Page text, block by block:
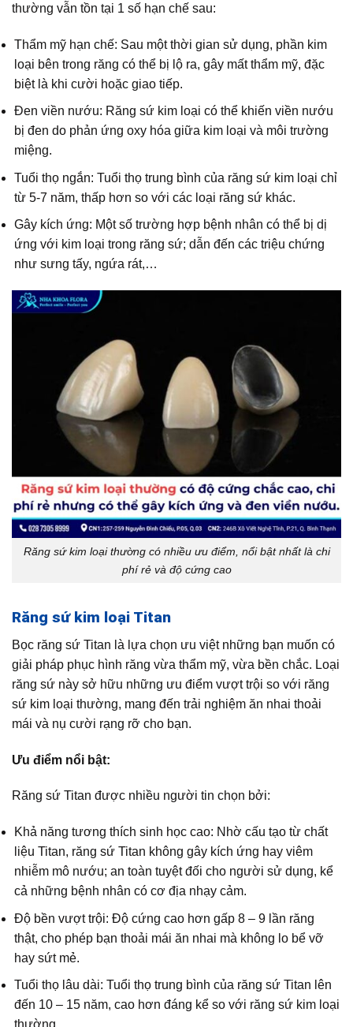
thường vẫn tồn tại 1 số hạn chế sau:
Thẩm mỹ hạn chế: Sau một thời gian sử dụng, phần kim
loại bên trong răng có thể bị lộ ra, gây mất thẩm mỹ, đặc
biệt là khi cười hoặc giao tiếp.
Đen viền nướu: Răng sứ kim loại có thể khiến viền nướu
bị đen do phản ứng oxy hóa giữa kim loại và môi trường
miệng.
Tuổi thọ ngắn: Tuổi thọ trung bình của răng sứ kim loại chỉ
từ 5-7 năm, thấp hơn so với các loại răng sứ khác.
Gây kích ứng: Một số trường hợp bệnh nhân có thể bị dị
ứng với kim loại trong răng sứ; dẫn đến các triệu chứng
như sưng tấy, ngứa rát,…
Răng sứ kim loại thường có nhiều ưu điểm, nổi bật nhất là chi
phí rẻ và độ cứng cao
Răng sứ kim loại Titan
Bọc răng sứ Titan là lựa chọn ưu việt những bạn muốn có
giải pháp phục hình răng vừa thẩm mỹ, vừa bền chắc. Loại
răng sứ này sở hữu những ưu điểm vượt trội so với răng
sứ kim loại thường, mang đến trải nghiệm ăn nhai thoải
mái và nụ cười rạng rỡ cho bạn.
Ưu điểm nổi bật:
Răng sứ Titan được nhiều người tin chọn bởi:
Khả năng tương thích sinh học cao: Nhờ cấu tạo từ chất
liệu Titan, răng sứ Titan không gây kích ứng hay viêm
nhiễm mô nướu; an toàn tuyệt đối cho người sử dụng, kể
cả những bệnh nhân có cơ địa nhạy cảm.
Độ bền vượt trội: Độ cứng cao hơn gấp 8 – 9 lần răng
thật, cho phép bạn thoải mái ăn nhai mà không lo bể vỡ
hay sứt mẻ.
Tuổi thọ lâu dài: Tuổi thọ trung bình của răng sứ Titan lên
đến 10 – 15 năm, cao hơn đáng kể so với răng sứ kim loại